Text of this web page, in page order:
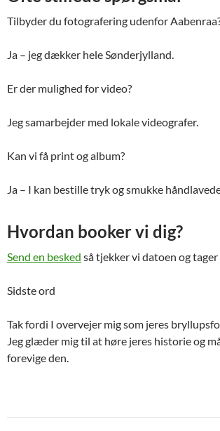
Tilbyder du fotografering udenfor
Ja – jeg dækker hele Sønderjylland.
Er der mulighed for video?
Jeg samarbejder med lokale videografer.
Kan vi få print og album?
Ja – I kan bestille tryk og smukke
Hvordan booker vi dig?
Send en besked så tjekker vi datoen og tager
Sidste ord
Tak fordi I overvejer mig som jeres
Jeg glæder mig til at høre jeres historie og
forevige den.